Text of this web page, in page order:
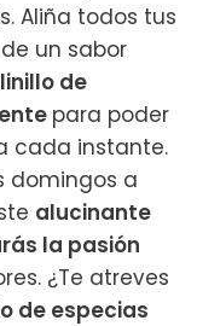
Aliña todos tus
un sabor
de
para poder
cada instante.
domingos a
alucinante
la pasión
¿Te atreves
de especias